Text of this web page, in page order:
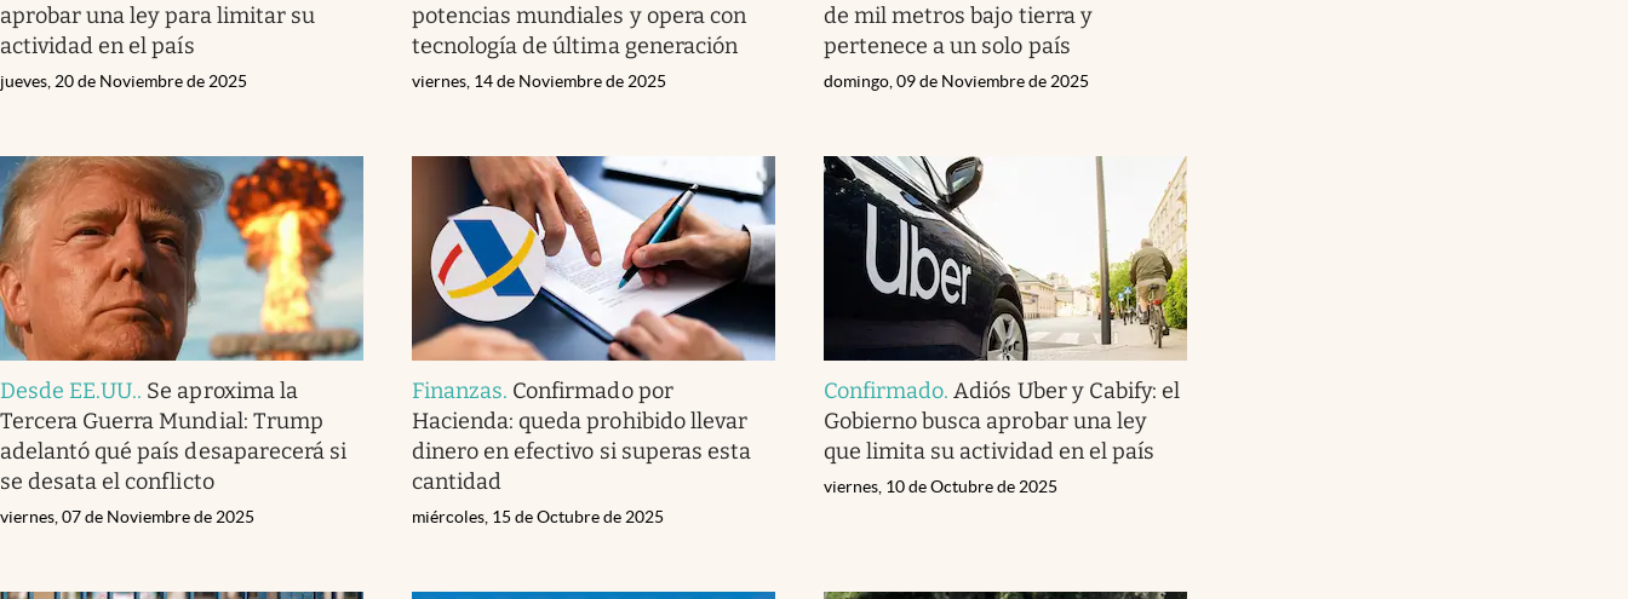
aprobar una ley para limitar su
actividad en el país
jueves, 20 de Noviembre de 2025
potencias mundiales y opera con
tecnología de última generación
viernes, 14 de Noviembre de 2025
de mil metros bajo tierra y
pertenece a un solo país
domingo, 09 de Noviembre de 2025
Desde EE.UU.. Se aproxima la
Tercera Guerra Mundial: Trump
adelantó qué país desaparecerá si
se desata el conflicto
viernes, 07 de Noviembre de 2025
Finanzas. Confirmado por
Hacienda: queda prohibido llevar
dinero en efectivo si superas esta
cantidad
miércoles, 15 de Octubre de 2025
Confirmado.Adiós Uber y Cabify: el
Gobierno busca aprobar una ley
que limita su actividad en el país
viernes, 10 de Octubre de 2025